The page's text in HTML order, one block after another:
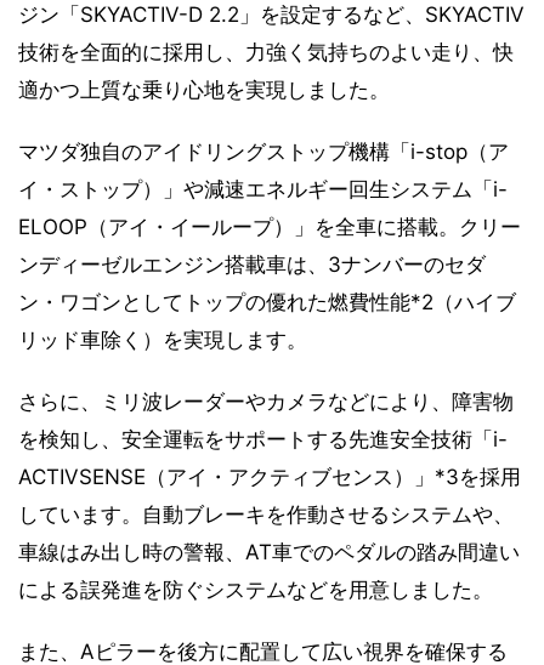
ジン「SKYACTIV-D 2.2」を設定するなど、SKYACTIV
技術を全面的に採用し、力強く気持ちのよい走り、快
適かつ上質な乗り心地を実現しました。
マツダ独自のアイドリングストップ機構「i-stop（ア
イ・ストップ）」や減速エネルギー回生システム「i-
ELOOP（アイ・イーループ）」を全車に搭載。クリー
ンディーゼルエンジン搭載車は、3ナンバーのセダ
ン・ワゴンとしてトップの優れた燃費性能*2（ハイブ
リッド車除く）を実現します。
さらに、ミリ波レーダーやカメラなどにより、障害物
を検知し、安全運転をサポートする先進安全技術「i-
ACTIVSENSE（アイ・アクティブセンス）」*3を採用
しています。自動ブレーキを作動させるシステムや、
車線はみ出し時の警報、AT車でのペダルの踏み間違い
による誤発進を防ぐシステムなどを用意しました。
また、Aピラーを後方に配置して広い視界を確保する